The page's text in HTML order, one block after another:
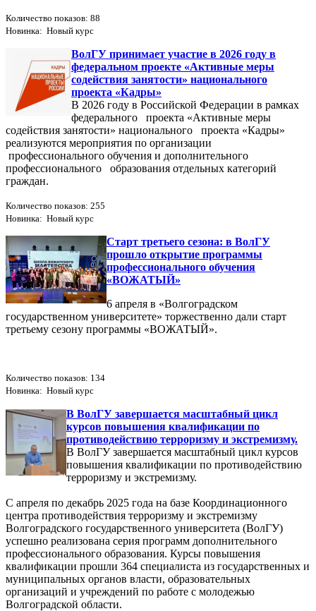
Количество показов: 88
Новинка: Новый курс
ВолГУ принимает участие в 2026 году в
федеральном проекте «Активные меры
содействия занятости» национального
проекта «Кадры»
В 2026 году в Российской Федерации в рамках
федерального проекта «Активные меры
содействия занятости» национального проекта «Кадры»
реализуются мероприятия по организации
профессионального обучения и дополнительного
профессионального образования отдельных категорий
граждан.
Количество показов: 255
Новинка: Новый курс
Старт третьего сезона: в ВолГУ
прошло открытие программы
профессионального обучения
«ВОЖАТЫЙ»
6 апреля в «Волгоградском
государственном университете» торжественно дали старт
третьему сезону программы «ВОЖАТЫЙ».
Количество показов: 134
Новинка: Новый курс
В ВолГУ завершается масштабный цикл
курсов повышения квалификации по
противодействию терроризму и экстремизму.
В ВолГУ завершается масштабный цикл курсов
повышения квалификации по противодействию
терроризму и экстремизму.
С апреля по декабрь 2025 года на базе Координационного
центра противодействия терроризму и экстремизму
Волгоградского государственного университета (ВолГУ)
успешно реализована серия программ дополнительного
профессионального образования. Курсы повышения
квалификации прошли 364 специалиста из государственных и
муниципальных органов власти, образовательных
организаций и учреждений по работе с молодежью
Волгоградской области.